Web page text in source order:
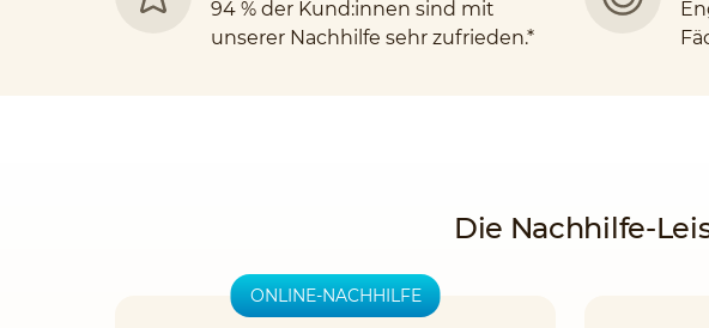
94 % der Kund:innen sind mit
unserer Nachhilfe sehr zufrieden.*
Die Nachhilfe-
ONLINE-NACHHILFE